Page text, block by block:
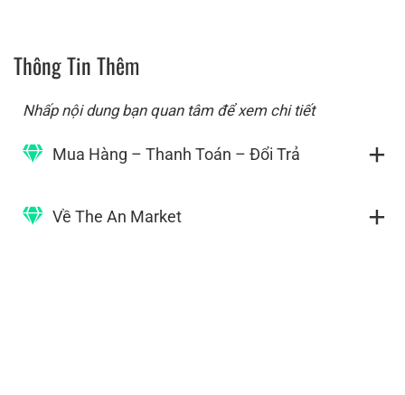
Thông Tin Thêm
Nhấp nội dung bạn quan tâm để xem chi tiết
Mua Hàng – Thanh Toán – Đổi Trả
Về The An Market